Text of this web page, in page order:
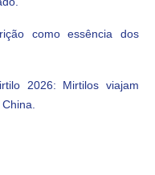
como essência dos
2026: Mirtilos viajam